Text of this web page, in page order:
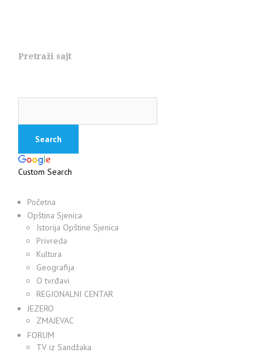
Pretraži sajt
Custom Search
Početna
Opština Sjenica
Istorija Opštine Sjenica
Privreda
Kultura
Geografija
O tvrđavi
REGIONALNI CENTAR
JEZERO
ZMAJEVAC
FORUM
TV iz Sandžaka